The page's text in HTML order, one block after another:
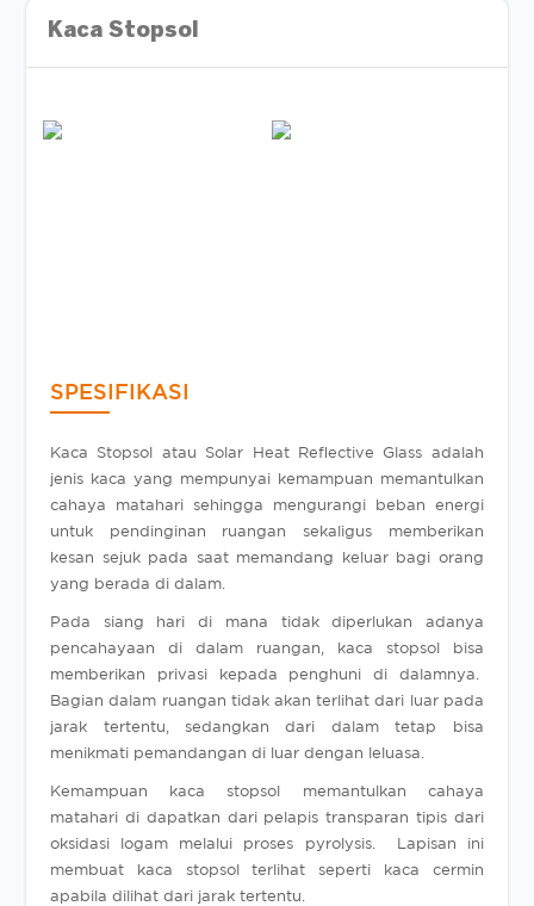
Kaca Stopsol
SPESIFIKASI
Kaca Stopsol atau Solar Heat Reflective Glass adalah
jenis kaca yang mempunyai kemampuan memantulkan
cahaya matahari sehingga mengurangi beban energi
untuk pendinginan ruangan sekaligus memberikan
kesan sejuk pada saat memandang keluar bagi orang
yang berada di dalam.
Pada siang hari di mana tidak diperlukan adanya
pencahayaan di dalam ruangan, kaca stopsol bisa
memberikan privasi kepada penghuni di dalamnya.
Bagian dalam ruangan tidak akan terlihat dari luar pada
jarak tertentu, sedangkan dari dalam tetap bisa
menikmati pemandangan di luar dengan leluasa.
Kemampuan kaca stopsol memantulkan cahaya
matahari di dapatkan dari pelapis transparan tipis dari
oksidasi logam melalui proses pyrolysis. Lapisan ini
membuat kaca stopsol terlihat seperti kaca cermin
apabila dilihat dari jarak tertentu.